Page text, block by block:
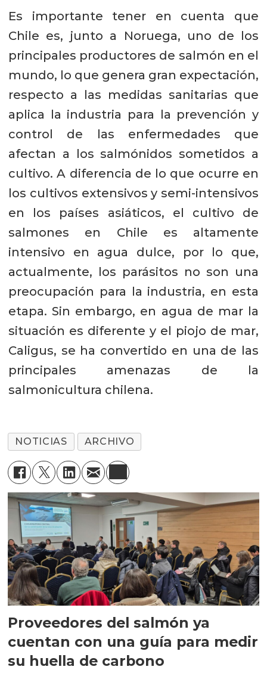
Es importante tener en cuenta que
Chile es, junto a Noruega, uno de los
principales productores de salmón en el
mundo, lo que genera gran expectación,
respecto a las medidas sanitarias que
aplica la industria para la prevención y
control de las enfermedades que
afectan a los salmónidos sometidos a
cultivo. A diferencia de lo que ocurre en
los cultivos extensivos y semi-intensivos
en los países asiáticos, el cultivo de
salmones en Chile es altamente
intensivo en agua dulce, por lo que,
actualmente, los parásitos no son una
preocupación para la industria, en esta
etapa. Sin embargo, en agua de mar la
situación es diferente y el piojo de mar,
Caligus, se ha convertido en una de las
principales amenazas de la
salmonicultura chilena.
NOTICIAS ARCHIVO
Proveedores del salmón ya
cuentan con una guía para medir
su huella de carbono